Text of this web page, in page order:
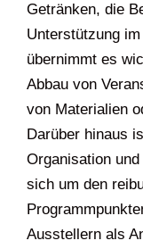
Getränken, die
Unterstützung
übernimmt es
Abbau von
von Materialien
Darüber hinaus
Organisation
sich um den
Ausstellern als